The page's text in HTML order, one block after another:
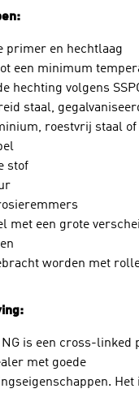
primer en hechtlaag
een minimum
hechting volgens
staal,
roestvrij staal of
stof
met een grote
worden met
is een cross-linked
met goede